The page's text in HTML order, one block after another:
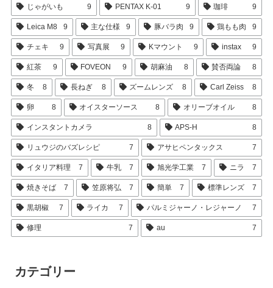
じゃがいも 9 PENTAX K-01 9 珈琲 9
Leica M8 9 主な仕様 9 豚バラ肉 9 鶏もも肉 9
チェキ 9 写真展 9 Kマウント 9 instax 9
紅茶 9 FOVEON 9 胡麻油 8 賛否両論 8
冬 8 長ねぎ 8 ズームレンズ 8 Carl Zeiss 8
卵 8 オイスターソース 8 オリーブオイル 8
インスタントカメラ 8 APS-H 8
リュウジのバズレシピ 7 アサヒペンタックス 7
イタリア料理 7 牛乳 7 旭光学工業 7 ニラ 7
焼きそば 7 笠原将弘 7 簡単 7 標準レンズ 7
黒胡椒 7 ライカ 7 パルミジャーノ・レジャーノ 7
修理 7 au 7
カテゴリー